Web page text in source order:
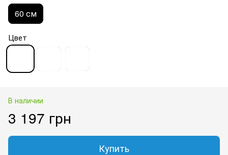
60 см
Цвет
В наличии
3 197 грн
Купить